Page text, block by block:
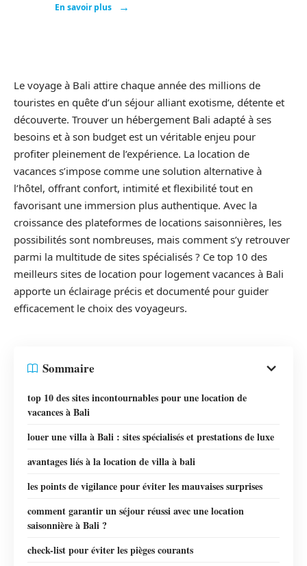
En savoir plus
Le voyage à Bali attire chaque année des millions de
touristes en quête d’un séjour alliant exotisme, détente et
découverte. Trouver un hébergement Bali adapté à ses
besoins et à son budget est un véritable enjeu pour
profiter pleinement de l’expérience. La location de
vacances s’impose comme une solution alternative à
l’hôtel, offrant confort, intimité et flexibilité tout en
favorisant une immersion plus authentique. Avec la
croissance des plateformes de locations saisonnières, les
possibilités sont nombreuses, mais comment s’y retrouver
parmi la multitude de sites spécialisés ? Ce top 10 des
meilleurs sites de location pour logement vacances à Bali
apporte un éclairage précis et documenté pour guider
efficacement le choix des voyageurs.
Sommaire
top 10 des sites incontournables pour une location de
vacances à Bali
louer une villa à Bali : sites spécialisés et prestations de luxe
avantages liés à la location de villa à bali
les points de vigilance pour éviter les mauvaises surprises
comment garantir un séjour réussi avec une location
saisonnière à Bali ?
check-list pour éviter les pièges courants